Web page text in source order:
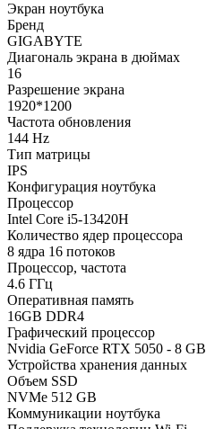
Экран ноутбука
Бренд
GIGABYTE
Диагональ экрана в дюймах
16
Разрешение экрана
1920*1200
Частота обновления
144 Hz
Тип матрицы
IPS
Конфигурация ноутбука
Процессор
Intel Core i5-13420H
Количество ядер процессора
8 ядра 16 потоков
Процессор, частота
4.6 ГГц
Оперативная память
16GB DDR4
Графический процессор
Nvidia GeForce RTX 5050 - 8 GB
Устройства хранения данных
Объем SSD
NVMe 512 GB
Коммуникации ноутбука